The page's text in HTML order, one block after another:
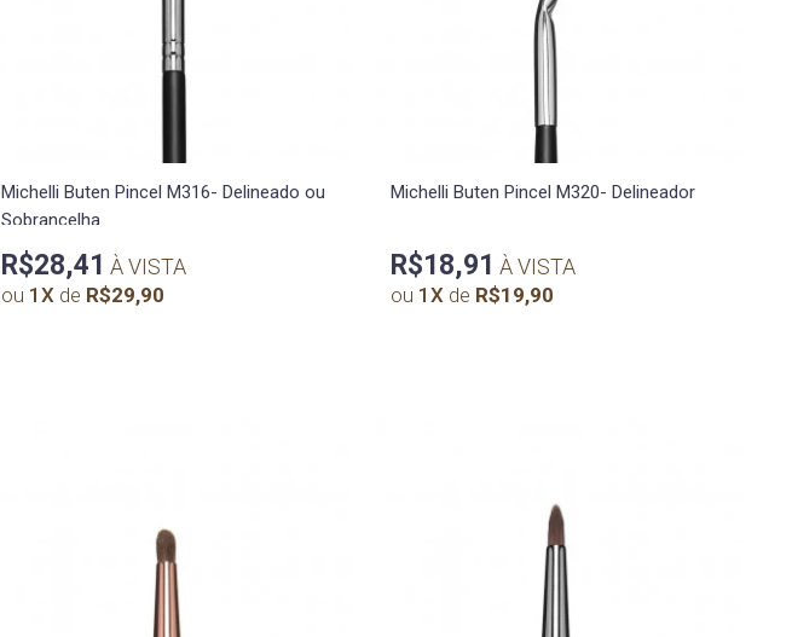
Michelli Buten Pincel M316- Delineado ou
Sobrancelha
R$28,41 À VISTA
ou 1X de R$29,90
Michelli Buten Pincel M320- Delineador
R$18,91 À VISTA
ou 1 Xde R$19,90